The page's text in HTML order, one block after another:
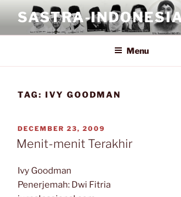
content
SASTRA-
Menu
TAG: IVY GOODMAN
POSTED
ON
DECEMBER 23, 2009
Menit-menit Terakhir
Ivy Goodman
Penerjemah: Dwi Fitria